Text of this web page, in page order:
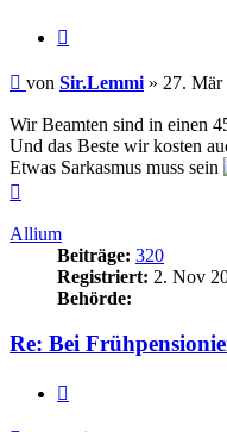
Beitrag
von Sir.Lemmi » 27. Mär
Wir Beamten sind in einen
Und das Beste wir kosten
Etwas Sarkasmus muss sein
Allium
Beiträge: 320
Registriert: 2. Nov
Behörde:
Re: Bei